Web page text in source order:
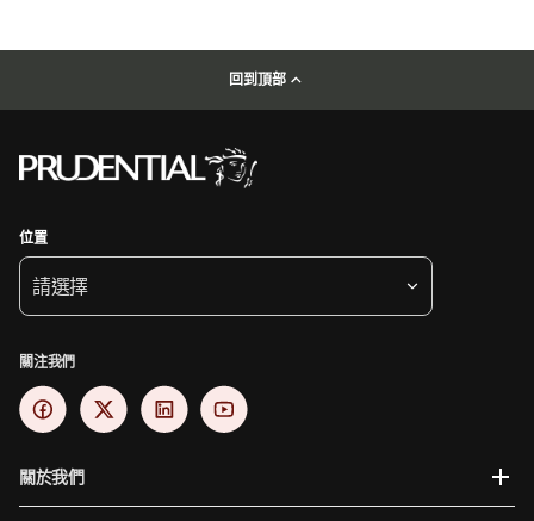
回到頂部
位置
請選擇
關注我們
關於我們